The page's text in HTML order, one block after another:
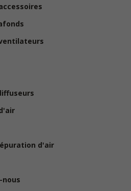
d'air
nous